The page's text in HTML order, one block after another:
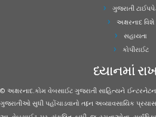
ગુજરાતી
અક્ષરનાદ વિશે
સહાયતા
કોપીરાઈટ
ધ્યાનમાં
© અક્ષરનાદ.કોમ વેબસાઈટ ગુજરાતી સાહિત્યને ઈન્ટરનેટના
ગુજરાતીઓ સુધી પહોંચાડવાનો તદ્દન અવ્યાવસાયિક